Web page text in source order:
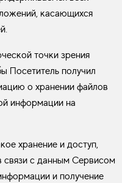
касающихся
точки зрения
Посетитель получил
о хранении файлов
информации на
хранение и доступ,
связи с данным Сервисом
и получение